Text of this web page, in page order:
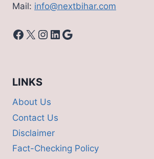
Mail: info@nextbihar.com
Facebook
X Instagram
LinkedIn
Google
LINKS
About Us
Contact Us
Disclaimer
Fact-Checking Policy